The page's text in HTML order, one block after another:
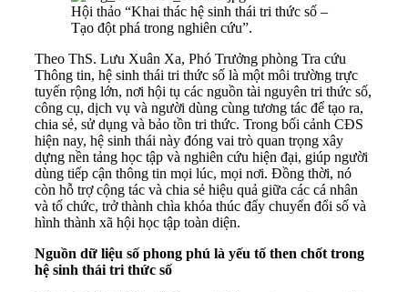
Hội thảo “Khai thác hệ sinh thái tri thức số –
Tạo đột phá trong nghiên cứu”.
Theo ThS. Lưu Xuân Xa, Phó Trưởng phòng Tra cứu
Thông tin, hệ sinh thái tri thức số là một môi trường trực
tuyến rộng lớn, nơi hội tụ các nguồn tài nguyên tri thức số,
công cụ, dịch vụ và người dùng cùng tương tác để tạo ra,
chia sẻ, sử dụng và bảo tồn tri thức. Trong bối cảnh CĐS
hiện nay, hệ sinh thái này đóng vai trò quan trọng xây
dựng nền tảng học tập và nghiên cứu hiện đại, giúp người
dùng tiếp cận thông tin mọi lúc, mọi nơi. Đồng thời, nó
còn hỗ trợ cộng tác và chia sẻ hiệu quả giữa các cá nhân
và tổ chức, trở thành chìa khóa thúc đẩy chuyển đổi số và
hình thành xã hội học tập toàn diện.
Nguồn dữ liệu số phong phú là yếu tố then chốt trong
hệ sinh thái tri thức số